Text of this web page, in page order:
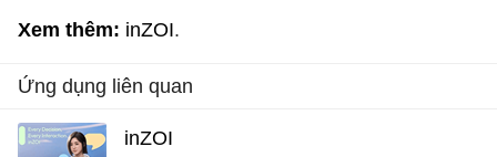
Xem thêm: inZOI
Ứng dụng liên quan
inZOI